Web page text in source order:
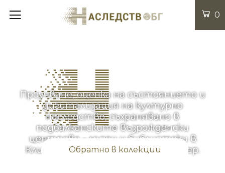
Проучване, оценка на състоянието и
дигитализация на културно
наследство, съхранявано в
подбалканските възрожденски
центрове – музеи и библиотеки в
Клисура, Сопот, Карлово и Калофер.
Обратно в колекции
0